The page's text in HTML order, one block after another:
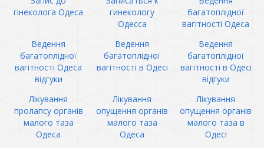
гінеколога Одеса
гинекологу
Одесса
багатоплідної
вагітності Одеса
Ведення
багатоплідної
вагітності Одеса
відгуки
Ведення
багатоплідної
вагітності в Одесі
Ведення
багатоплідної
вагітності в Одесі
відгуки
Лікування
пролапсу органів
малого таза
Одеса
Лікування
опущення органів
малого таза
Одеса
Лікування
опущення органів
малого таза в
Одесі